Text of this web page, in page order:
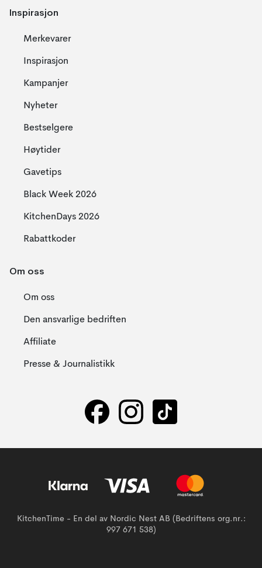
Inspirasjon
Merkevarer
Inspirasjon
Kampanjer
Nyheter
Bestselgere
Høytider
Gavetips
Black Week 2026
KitchenDays 2026
Rabattkoder
Om oss
Om oss
Den ansvarlige bedriften
Affiliate
Presse & Journalistikk
KitchenTime - En del av Nordic Nest AB (Bedriftens org.nr.:
997 671 538)